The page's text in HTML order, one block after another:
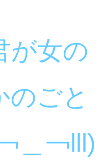
が女の
のごと
＿￢lll)